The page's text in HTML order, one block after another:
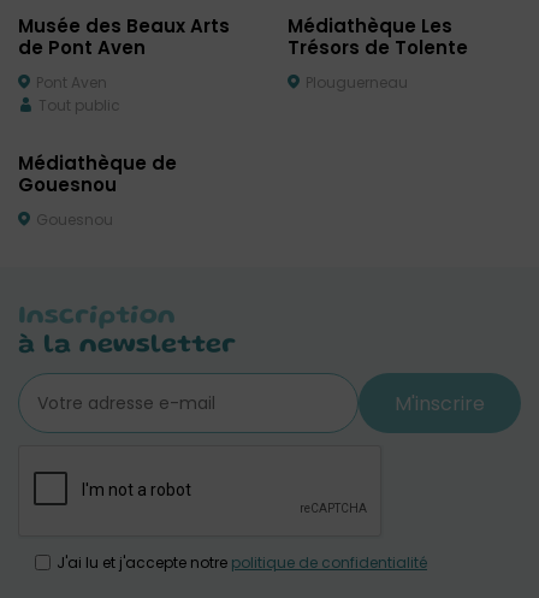
Musée des Beaux Arts
de Pont Aven
Pont Aven
Tout public
Médiathèque Les
Trésors de Tolente
Plouguerneau
Médiathèque de
Gouesnou
Gouesnou
Inscription
à la newsletter
M'inscrire
J'ai lu et j'accepte notre politique de confidentialité